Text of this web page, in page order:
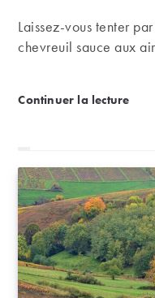
Laissez-vous tenter
chevreuil sauce aux
Continuer la lecture